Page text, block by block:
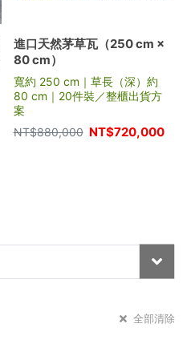
全部清除
進口天然茅草瓦（250 cm ×
80 cm）
寬約 250 cm｜草長（深）約
80 cm｜20件裝／整櫃出貨方
案
NT$880,000 NT$720,000